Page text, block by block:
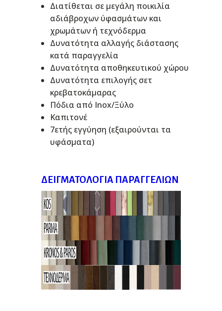
Διατίθεται σε μεγάλη ποικιλία
αδιάβροχων ύφασμάτων και
χρωμάτων ή τεχνόδερμα
Δυνατότητα αλλαγής διάστασης
κατά παραγγελία
Δυνατότητα αποθηκευτικού χώρου
Δυνατότητα επιλογής σετ
κρεβατοκάμαρας
Πόδια από Inox/Ξύλο
Καπιτονέ
7ετής εγγύηση (εξαιρούνται τα
υφάσματα)
ΔΕΙΓΜΑΤΟΛΌΓΙΑ ΠΑΡΑΓΓΕΛΙΏΝ